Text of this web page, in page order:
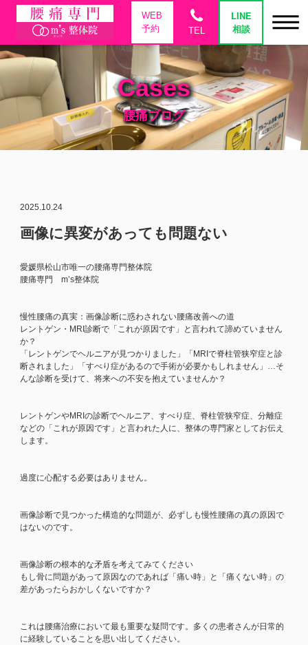
WEB
予約
phone
TEL
LINE
相談
Cases
腰痛ブログ
2025.10.24
画像に異変があっても問題ない
愛媛県松山市唯一の腰痛専門整体院
腰痛専門 m’s整体院
慢性腰痛の真実：画像診断に惑わされない腰痛改善への道
レントゲン・MRI診断で「これが原因です」と言われて諦めていません
か？
「レントゲンでヘルニアが見つかりました」「MRIで脊柱管狭窄症と診
断されました」「すべり症があるので手術が必要かもしれません」…そ
んな診断を受けて、将来への不安を抱えていませんか？
レントゲンやMRIの診断でヘルニア、すべり症、脊柱管狭窄症、分離症
などの「これが原因です」と言われた人に、整体の専門家としてお伝え
します。
過度に心配する必要はありません。
画像診断で見つかった構造的な問題が、必ずしも慢性腰痛の真の原因で
はないのです。
画像診断の根本的な矛盾を考えてみてください
もし骨に問題があって原因なのであれば「痛い時」と「痛くない時」の
差があったらおかしくないですか？
これは腰痛治療において最も重要な疑問です。多くの患者さんが日常的
に経験していることを思い出してください。